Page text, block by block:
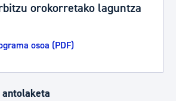
orokorretako laguntza
osoa (PDF)